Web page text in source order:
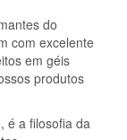
do
com excelente
em géis
produtos
é a filosofia da